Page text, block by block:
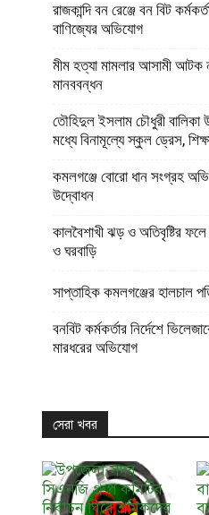
রাজকান্দি বন রেঞ্জে বন বিট
বাণিজ্যের অভিযোগ
মীম হত্যা মামলার আসামী আটক
মানববন্ধন
তৌহিদুল ইসলাম চৌধুরী বালিকা
মধ্যে বিনামূল্যে স্কুল ড্রেস,
কমলগঞ্জে বোরো ধান সংগ্রহ
উদ্বোধন
কালবৈশাখী ঝড় ও অতিবৃষ্টির
ও ঘরবাড়ি
সাপ্তাহিক কমলগঞ্জের হালচাল
বনবিট কর্মকর্তার নির্দেশে
মারধরের অভিযোগ
সেরা খবর